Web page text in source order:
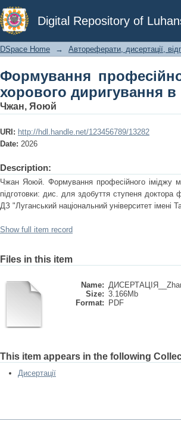
Digital Repository of
Формування
в процесі фахової
DSpace Home → Автореферати, дисертації,
Формування
хорового диригування в
Чжан, Яоюй
URI: http://hdl.handle.net/123456789/13282
Date: 2026
Description:
Чжан Яоюй. Формування професійного іміджу
підготовки: дис. для здобуття ступеня доктора
ДЗ "Луганський національний університет імені
Show full item record
Files in this item
Name:
Size: 3.166Mb
Format:
PDF
This item appears in the following
Дисертації